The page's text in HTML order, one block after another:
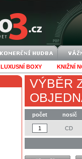
LUXUSNÍ BOXY KNIŽNÍ
VÝBĚR
počet nosič
CD